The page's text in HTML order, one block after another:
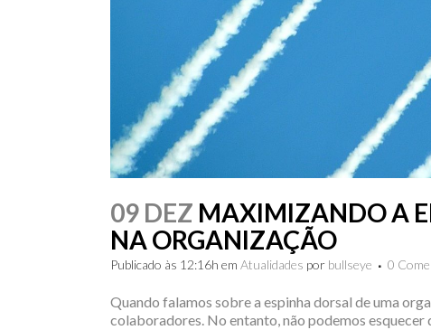
09 DEZ MAXIMIZANDO A
NA ORGANIZAÇÃO
Publicado às 12:16h em Atualidades por bullseye 0
Quando falamos sobre a espinha dorsal de uma
colaboradores. No entanto, não podemos esquecer